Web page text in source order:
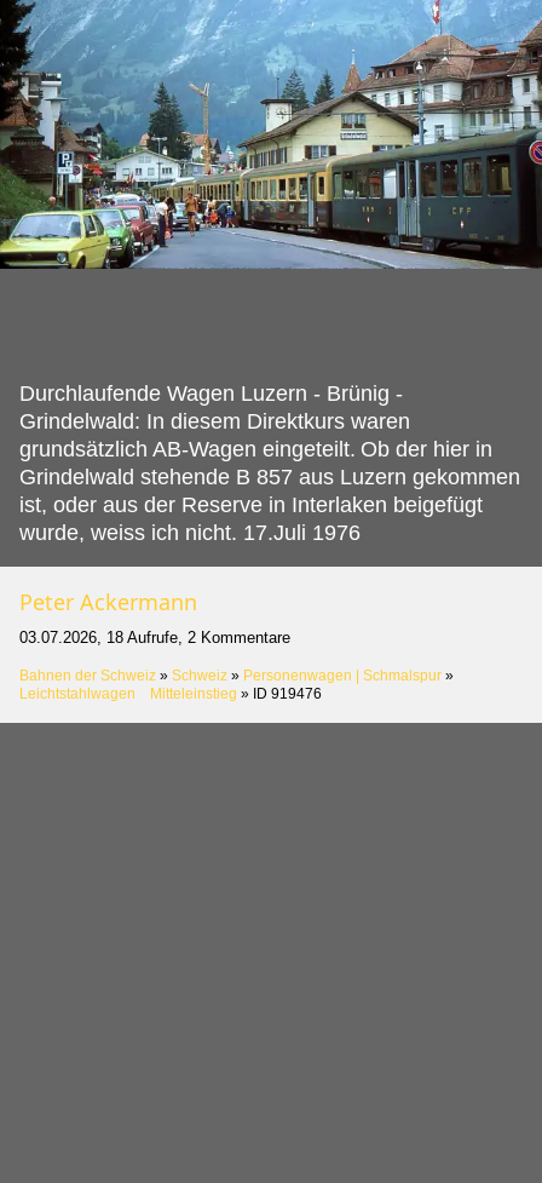
Durchlaufende Wagen Luzern - Brünig -
Grindelwald: In diesem Direktkurs waren
grundsätzlich AB-Wagen eingeteilt. Ob der hier in
Grindelwald stehende B 857 aus Luzern gekommen
ist, oder aus der Reserve in Interlaken beigefügt
wurde, weiss ich nicht. 17.Juli 1976
Peter Ackermann
03.07.2026, 18 Aufrufe, 2 Kommentare
Bahnen der Schweiz » Schweiz » Personenwagen | Schmalspur »
Leichtstahlwagen Mitteleinstieg » ID 919476